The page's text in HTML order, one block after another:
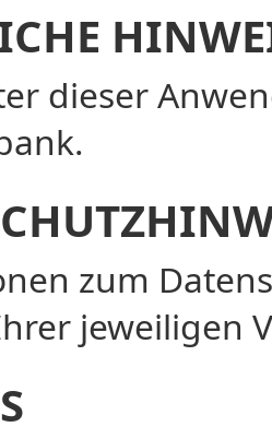
dieser
zum
jeweiligen